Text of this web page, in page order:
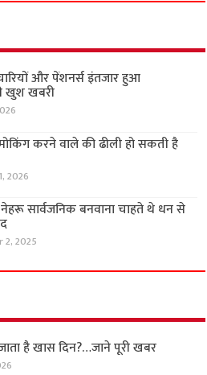
और पेंशनर्स इंतजार हुआ
खुश खबरी
करने वाले की ढीली हो सकती है
2026
सार्वजनिक बनवाना चाहते थे धन से
2, 2025
है खास दिन?…जाने पूरी खबर